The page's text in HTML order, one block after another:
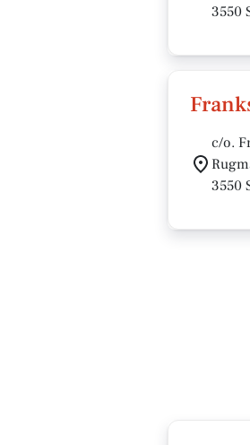
3550
c/o.
3550